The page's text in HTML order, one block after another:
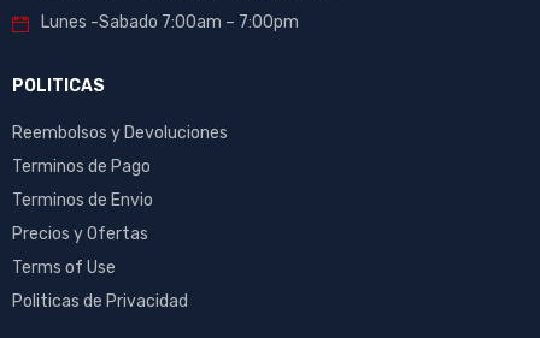
Lunes -Sabado 7:00am – 7:00pm
POLITICAS
Reembolsos y Devoluciones
Terminos de Pago
Terminos de Envio
Precios y Ofertas
Terms of Use
Politicas de Privacidad